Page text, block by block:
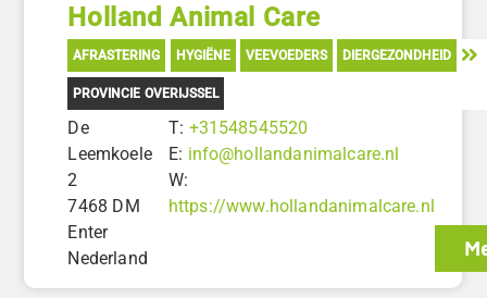
Holland Animal Care
AFRASTERING HYGIËNE VEEVOEDERS DIERGEZONDHEID
PROVINCIE OVERIJSSEL
De
Leemkoele
2
7468 DM
Enter
Nederland
T: +31548545520
E: info@hollandanimalcare.nl
W:
https://www.hollandanimalcare.nl